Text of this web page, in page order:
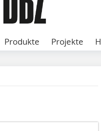
Produkte Projekte